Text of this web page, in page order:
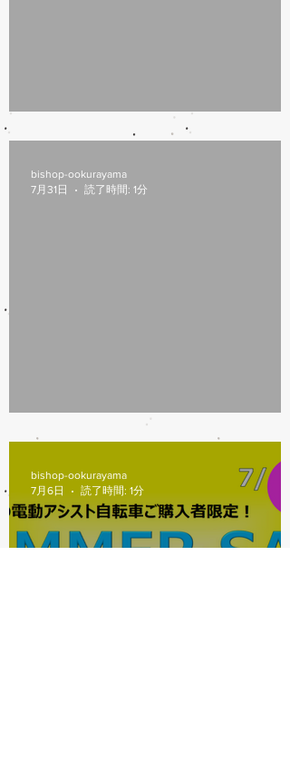
8/6(木)本日修理受付終了
7/31営業時間変更
bishop-ookurayama
7月31日
読了時間: 1分
bishop-ookurayama
7月6日
読了時間: 1分